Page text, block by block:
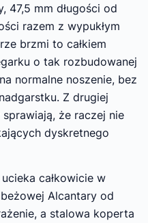
47,5 mm długości od
razem z wypukłym
brzmi to całkiem
o tak rozbudowanej
normalne noszenie, bez
Z drugiej
że raczej nie
dyskretnego
całkowicie w
Alcantary od
a stalowa koperta